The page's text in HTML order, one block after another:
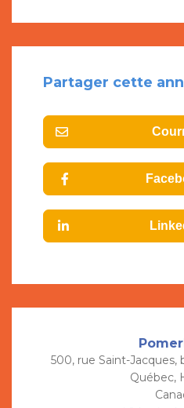
Partager cette
500, rue Saint-Jacques,
Québec,